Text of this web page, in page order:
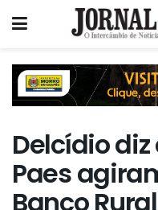
Delcídio
Paes
Banco